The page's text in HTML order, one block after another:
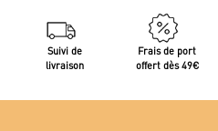
Suivi de
livraison
Frais de port
offert dès 49€